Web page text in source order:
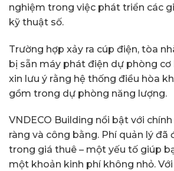
nghiệm trong việc phát triển các
kỹ thuật số.
Trường hợp xảy ra cúp điện, tòa
bị sẵn máy phát điện dự phòng cơ
xin lưu ý rằng hệ thống điều hòa
gồm trong dự phòng năng lượng.
VNDECO Building nổi bật với
ràng và công bằng. Phí quản lý đã
trong giá thuê – một yếu tố giúp
một khoản kinh phí không nhỏ.